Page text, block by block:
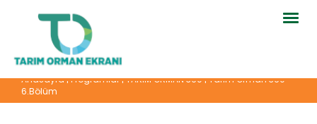
Anasayfa|Programlar|TARIM ORMAN 360|Tarım Orman 360
6.Bölüm